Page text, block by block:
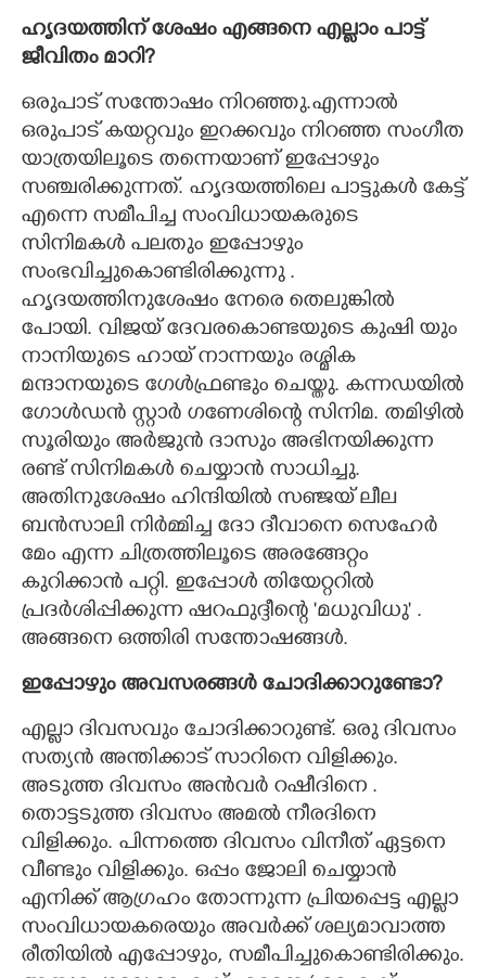
ഹൃദയത്തിന് ശേഷം എങ്ങനെ എല്ലാം പാട്ട്
ജീവിതം മാറി?
ഒരുപാട് സന്തോഷം നിറഞ്ഞു.എന്നാൽ
ഒരുപാട് കയറ്റവും ഇറക്കവും നിറഞ്ഞ സംഗീത
യാത്രയിലൂടെ തന്നെയാണ് ഇപ്പോഴും
സഞ്ചരിക്കുന്നത്. ഹൃദയത്തിലെ പാട്ടുകൾ കേട്ട്
എന്നെ സമീപിച്ച സംവിധായകരുടെ
സിനിമകൾ പലതും ഇപ്പോഴും
സംഭവിച്ചുകൊണ്ടിരിക്കുന്നു .
ഹൃദയത്തിനുശേഷം നേരെ തെലുങ്കിൽ
പോയി. വിജയ് ദേവരകൊണ്ടയുടെ കുഷി യും
നാനിയുടെ ഹായ് നാന്നയും രശ്മിക
മന്ദാനയുടെ ഗേൾഫ്രണ്ടും ചെയ്തു. കന്നഡയിൽ
ഗോൾഡൻ സ്റ്റാർ ഗണേശിന്റെ സിനിമ. തമിഴിൽ
സൂരിയും അർജുൻ ദാസും അഭിനയിക്കുന്ന
രണ്ട് സിനിമകൾ ചെയ്യാൻ സാധിച്ചു.
അതിനുശേഷം ഹിന്ദിയിൽ സഞ്ജയ് ലീല
ബൻസാലി നിർമ്മിച്ച ദോ ദീവാനെ സെഹേർ
മേം എന്ന ചിത്രത്തിലൂടെ അരങ്ങേറ്റം
കുറിക്കാൻ പറ്റി. ഇപ്പോൾ തിയേറ്ററിൽ
പ്രദർശിപ്പിക്കുന്ന ഷറഫുദ്ദീന്റെ "മധുവിധു" .
അങ്ങനെ ഒത്തിരി സന്തോഷങ്ങൾ.
ഇപ്പോഴും അവസരങ്ങൾ ചോദിക്കാറുണ്ടോ?
എല്ലാ ദിവസവും ചോദിക്കാറുണ്ട്. ഒരു ദിവസം
സത്യൻ അന്തിക്കാട് സാറിനെ വിളിക്കും.
അടുത്ത ദിവസം അൻവർ റഷീദിനെ .
തൊട്ടടുത്ത ദിവസം അമൽ നീരദിനെ
വിളിക്കും. പിന്നത്തെ ദിവസം വിനീത് ഏട്ടനെ
വീണ്ടും വിളിക്കും. ഒപ്പം ജോലി ചെയ്യാൻ
എനിക്ക് ആഗ്രഹം തോന്നുന്ന പ്രിയപ്പെട്ട എല്ലാ
സംവിധായകരെയും അവർക്ക് ശല്യമാവാത്ത
രീതിയിൽ എപ്പോഴും, സമീപിച്ചുകൊണ്ടിരിക്കും.